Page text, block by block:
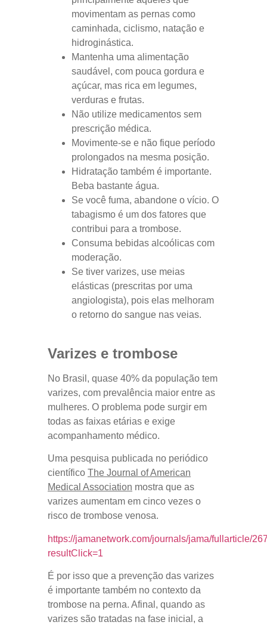
movimentam as pernas como
caminhada, ciclismo, natação e
hidroginástica.
Mantenha uma alimentação
saudável, com pouca gordura e
açúcar, mas rica em legumes,
verduras e frutas.
Não utilize medicamentos sem
prescrição médica.
Movimente-se e não fique período
prolongados na mesma posição.
Hidratação também é importante.
Beba bastante água.
Se você fuma, abandone o vício. O
tabagismo é um dos fatores que
contribui para a trombose.
Consuma bebidas alcoólicas com
moderação.
Se tiver varizes, use meias
elásticas (prescritas por uma
angiologista), pois elas melhoram
o retorno do sangue nas veias.
Varizes e trombose
No Brasil, quase 40% da população tem
varizes, com prevalência maior entre as
mulheres. O problema pode surgir em
todas as faixas etárias e exige
acompanhamento médico.
Uma pesquisa publicada no periódico
científico The Journal of American
Medical Association mostra que as
varizes aumentam em cinco vezes o
risco de trombose venosa.
https://jamanetwork.com/journals/jama/fullarticle/
resultClick=1
É por isso que a prevenção das varizes
é importante também no contexto da
trombose na perna. Afinal, quando as
varizes são tratadas na fase inicial, a